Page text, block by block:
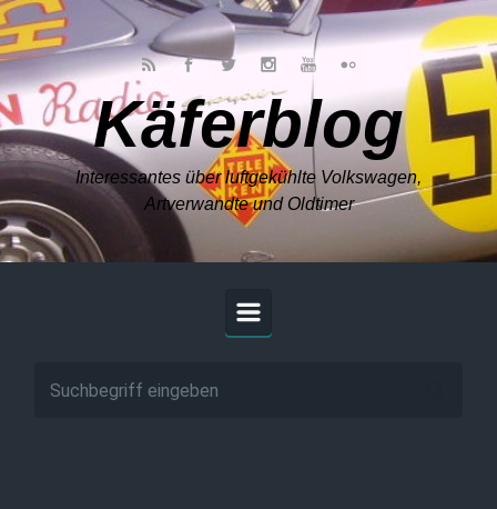
Zum Hauptinhalt springen
Käferblog
Interessantes über luftgekühlte Volkswagen,
Artverwandte und Oldtimer